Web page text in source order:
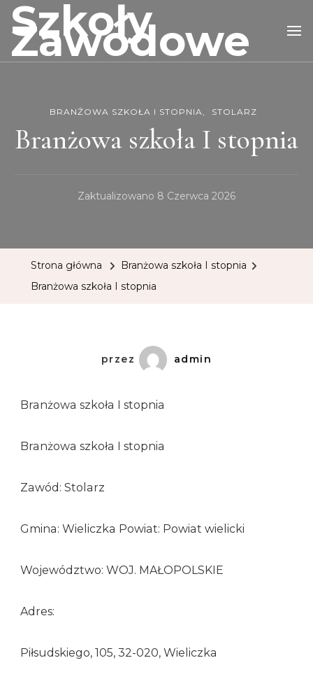
Szkoły
Zawodowe
BRANŻOWA SZKOŁA I STOPNIA STOLARZ
Branżowa szkoła I stopnia
Zaktualizowano 8 Czerwca 2026
Strona główna
Branżowa szkoła I stopnia
Branżowa szkoła I stopnia
przez admin
Branżowa szkoła I stopnia
Branżowa szkoła I stopnia
Zawód: Stolarz
Gmina: Wieliczka Powiat: Powiat wielicki
Województwo: WOJ. MAŁOPOLSKIE
Adres:
Piłsudskiego, 105, 32-020, Wieliczka